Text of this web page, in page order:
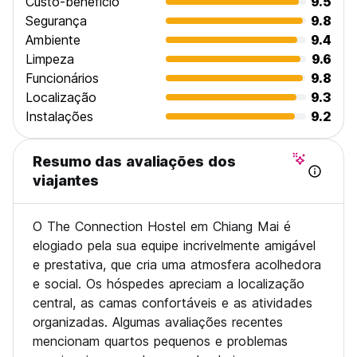
Segurança
9.8
Ambiente
9.4
Limpeza
9.6
Funcionários
9.8
Localização
9.3
Instalações
9.2
Resumo das avaliações dos
viajantes
O The Connection Hostel em Chiang Mai é
elogiado pela sua equipe incrivelmente amigável
e prestativa, que cria uma atmosfera acolhedora
e social. Os hóspedes apreciam a localização
central, as camas confortáveis e as atividades
organizadas. Algumas avaliações recentes
mencionam quartos pequenos e problemas